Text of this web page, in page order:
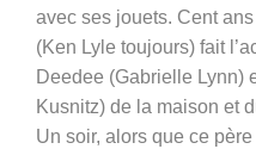
avec ses jouets. Cent
(Ken Lyle toujours) fait
Deedee (Gabrielle Lynn)
Kusnitz) de la maison et
Un soir, alors que ce